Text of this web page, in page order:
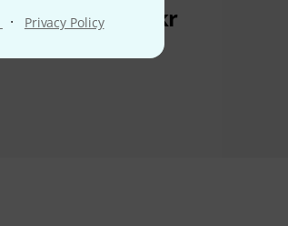
· Privacy Policy 477 kr